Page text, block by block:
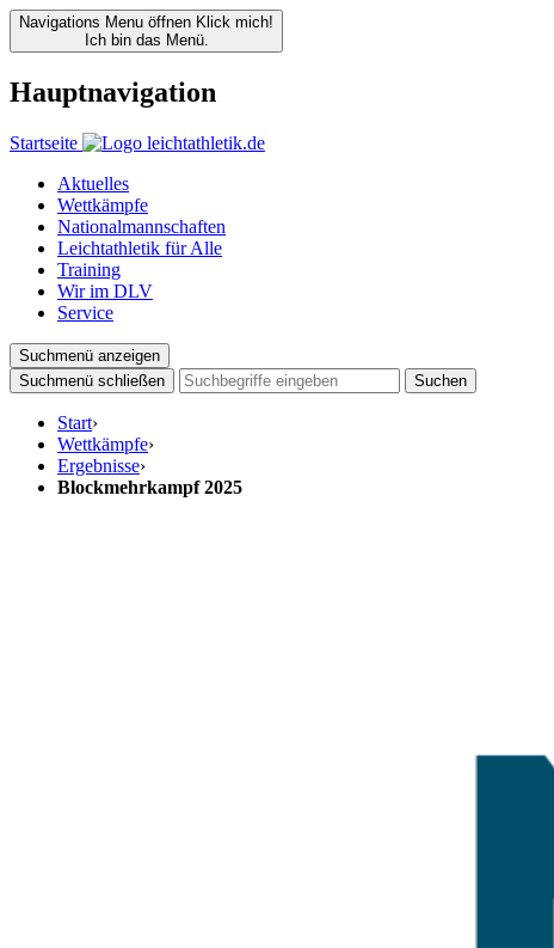
Navigations Menu öffnen Klick mich!
Ich bin das Menü.
Hauptnavigation
Startseite
Aktuelles
Wettkämpfe
Nationalmannschaften
Leichtathletik für Alle
Training
Wir im DLV
Service
Suchmenü anzeigen
Suchmenü schließen
Suchen
Start›
Wettkämpfe›
Ergebnisse›
Blockmehrkampf 2025